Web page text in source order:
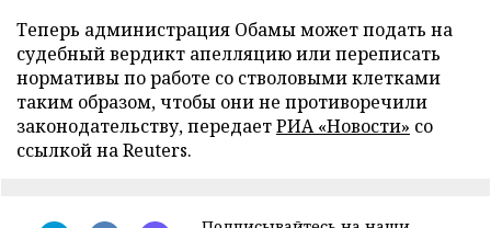
Теперь администрация Обамы может подать на
судебный вердикт апелляцию или переписать
нормативы по работе со стволовыми клетками
таким образом, чтобы они не противоречили
законодательству, передаетРИА «Новости» со
ссылкой наReuters.